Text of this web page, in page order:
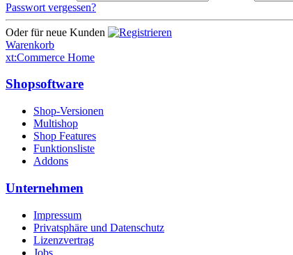
Passwort vergessen?
Oder für neue Kunden
Warenkorb
xt:Commerce Home
Shopsoftware
Shop-Versionen
Multishop
Shop Features
Funktionsliste
Addons
Unternehmen
Impressum
Privatsphäre und Datenschutz
Lizenzvertrag
Jobs